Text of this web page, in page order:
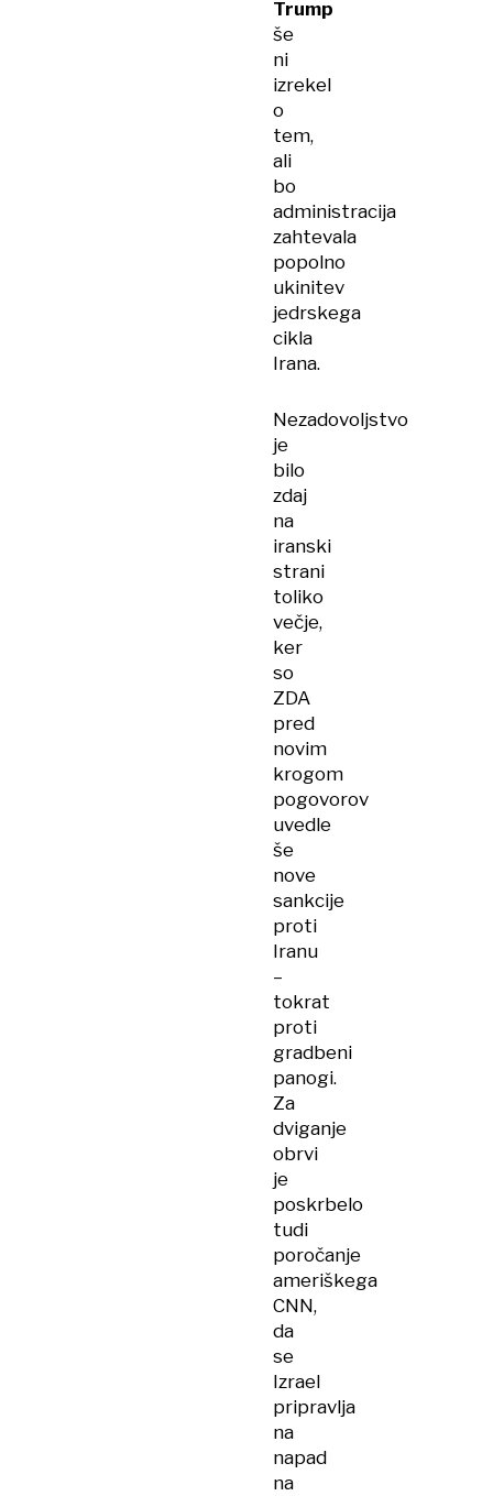
Trump
še
ni
izrekel
o
tem,
ali
bo
administracija
zahtevala
popolno
ukinitev
jedrskega
cikla
Irana.
Nezadovoljstvo
je
bilo
zdaj
na
iranski
strani
toliko
večje,
ker
so
ZDA
pred
novim
krogom
pogovorov
uvedle
še
nove
sankcije
proti
Iranu
–
tokrat
proti
gradbeni
panogi.
Za
dviganje
obrvi
je
poskrbelo
tudi
poročanje
ameriškega
CNN,
da
se
Izrael
pripravlja
na
napad
na